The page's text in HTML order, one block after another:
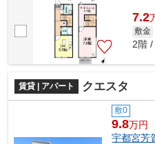
7.2
敷金
2階 /
賃貸 | アパート クエスタ
敷0
9.8万円
宇都宮芳